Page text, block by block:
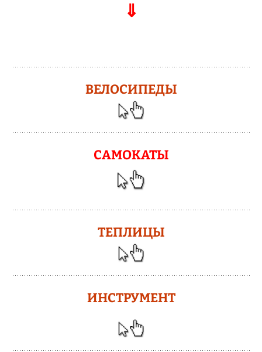
⇓
ВЕЛОСИПЕДЫ
САМОКАТЫ
ТЕПЛИЦЫ
ИНСТРУМЕНТ